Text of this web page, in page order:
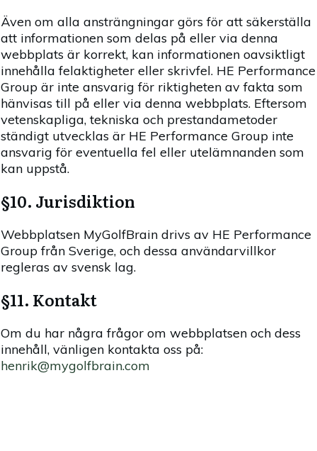
Även om alla ansträngningar görs för att säkerställa
att informationen som delas på eller via denna
webbplats är korrekt, kan informationen oavsiktligt
innehålla felaktigheter eller skrivfel. HE Performance
Group är inte ansvarig för riktigheten av fakta som
hänvisas till på eller via denna webbplats. Eftersom
vetenskapliga, tekniska och prestandametoder
ständigt utvecklas är HE Performance Group inte
ansvarig för eventuella fel eller utelämnanden som
kan uppstå.
§10. Jurisdiktion
Webbplatsen MyGolfBrain drivs av HE Performance
Group från Sverige, och dessa användarvillkor
regleras av svensk lag.
§11. Kontakt
Om du har några frågor om webbplatsen och dess
innehåll, vänligen kontakta oss på:
henrik@mygolfbrain.com